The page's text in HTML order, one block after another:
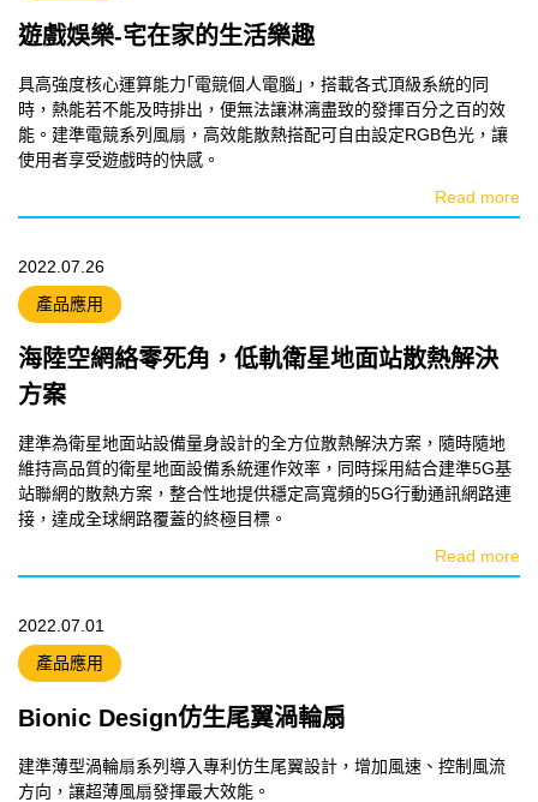
遊戲娛樂-宅在家的生活樂趣
具高強度核心運算能力｢電競個人電腦｣，搭載各式頂級系統的同
時，熱能若不能及時排出，便無法讓淋漓盡致的發揮百分之百的效
能。建準電競系列風扇，高效能散熱搭配可自由設定RGB色光，讓
使用者享受遊戲時的快感。
Read more
2022.07.26
產品應用
海陸空網絡零死角，低軌衛星地面站散熱解決
方案
建準為衛星地面站設備量身設計的全方位散熱解決方案，隨時隨地
維持高品質的衛星地面設備系統運作效率，同時採用結合建準5G基
站聯網的散熱方案，整合性地提供穩定高寬頻的5G行動通訊網路連
接，達成全球網路覆蓋的終極目標。
Read more
2022.07.01
產品應用
Bionic Design仿生尾翼渦輪扇
建準薄型渦輪扇系列導入專利仿生尾翼設計，增加風速、控制風流
方向，讓超薄風扇發揮最大效能。